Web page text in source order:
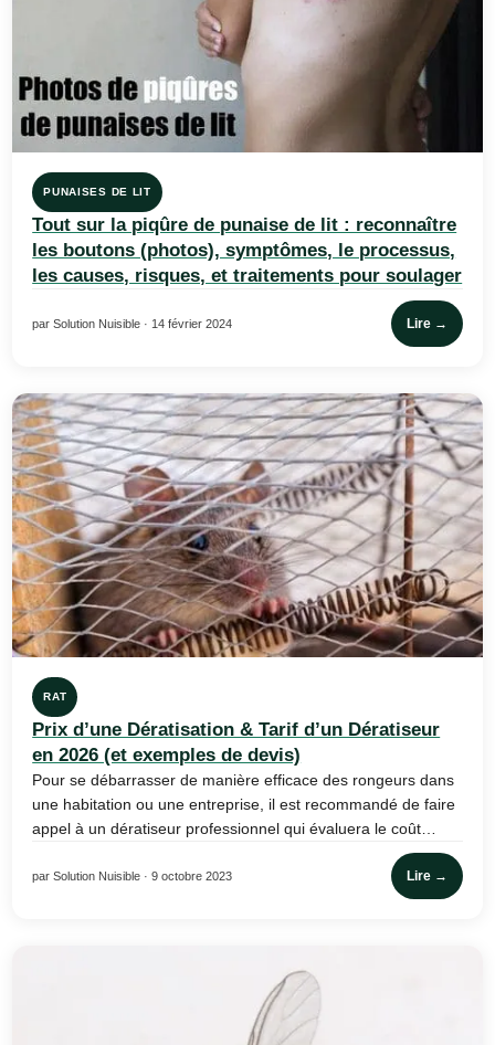
PUNAISES DE LIT
Tout sur la piqûre de punaise de lit : reconnaître
les boutons (photos), symptômes, le processus,
les causes, risques, et traitements pour soulager
par Solution Nuisible · 14 février 2024 Lire →
RAT
Prix d’une Dératisation & Tarif d’un Dératiseur
en 2026 (et exemples de devis)
Pour se débarrasser de manière efficace des rongeurs dans
une habitation ou une entreprise, il est recommandé de faire
appel à un dératiseur professionnel qui évaluera le coût…
par Solution Nuisible · 9 octobre 2023 Lire →